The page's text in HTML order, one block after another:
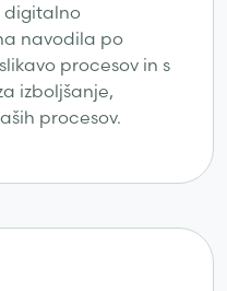
digitalno
navodila po
procesov in s
izboljšanje,
procesov.